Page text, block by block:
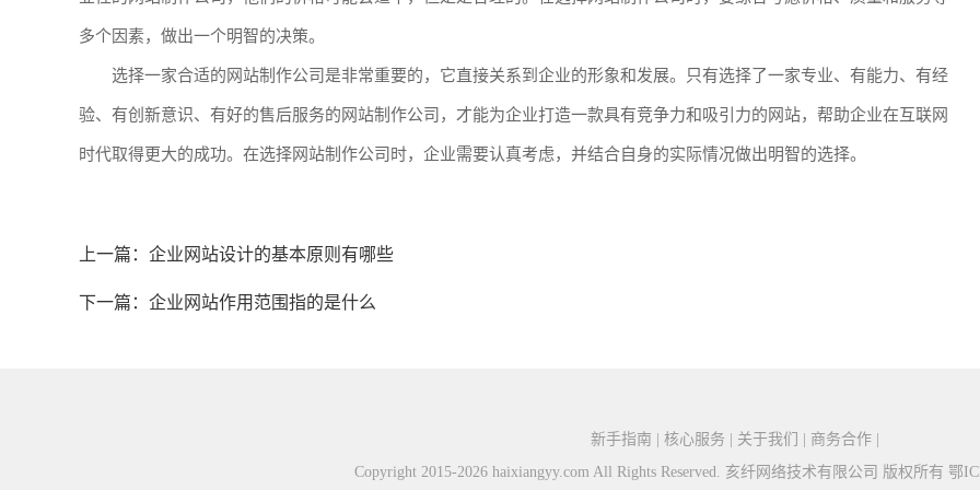
多个因素，做出一个明智的决策。
选择一家合适的网站制作公司是非常重要的，它直接关系到企业的形象和发展。只有选择了一家专业、有能力、有经
验、有创新意识、有好的售后服务的网站制作公司，才能为企业打造一款具有竞争力和吸引力的网站，帮助企业在互联网
时代取得更大的成功。在选择网站制作公司时，企业需要认真考虑，并结合自身的实际情况做出明智的选择。
上一篇： 企业网站设计的基本原则有哪些
下一篇： 企业网站作用范围指的是什么
新手指南 | 核心服务 | 关于我们 | 商务合作 |
Copyright 2015-2026 haixiangyy.com All Rights Reserved. 亥纤网络技术有限公司 版权所有 鄂